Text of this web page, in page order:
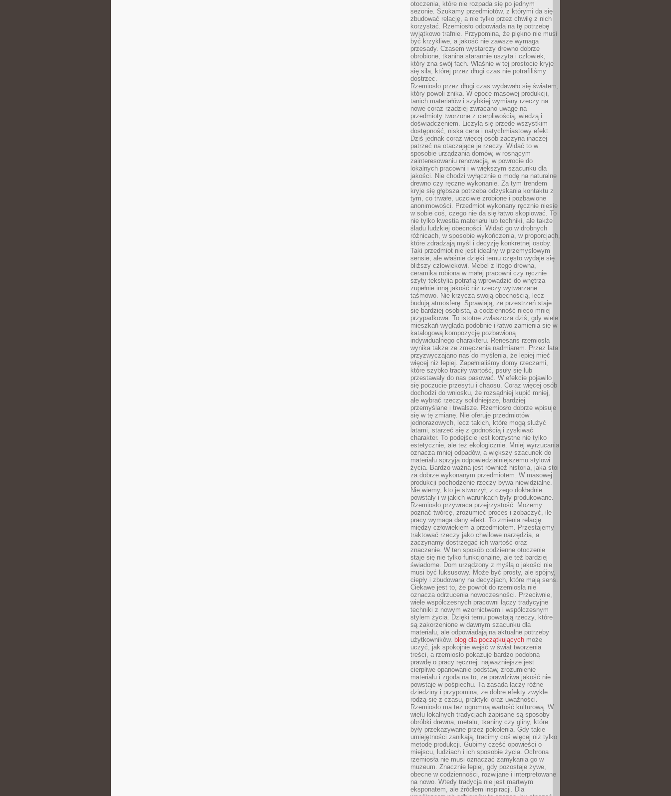
otoczenia, które nie rozpada się po jednym
sezonie. Szukamy przedmiotów, z którymi da się
zbudować relację, a nie tylko przez chwilę z nich
korzystać. Rzemiosło odpowiada na tę potrzebę
wyjątkowo trafnie. Przypomina, że piękno nie musi
być krzykliwe, a jakość nie zawsze wymaga
przesady. Czasem wystarczy drewno dobrze
obrobione, tkanina starannie uszyta i człowiek,
który zna swój fach. Właśnie w tej prostocie kryje
się siła, której przez długi czas nie potrafiliśmy
dostrzec.
Rzemiosło przez długi czas wydawało się światem,
który powoli znika. W epoce masowej produkcji,
tanich materiałów i szybkiej wymiany rzeczy na
nowe coraz rzadziej zwracano uwagę na
przedmioty tworzone z cierpliwością, wiedzą i
doświadczeniem. Liczyła się przede wszystkim
dostępność, niska cena i natychmiastowy efekt.
Dziś jednak coraz więcej osób zaczyna inaczej
patrzeć na otaczające je rzeczy. Widać to w
sposobie urządzania domów, w rosnącym
zainteresowaniu renowacją, w powrocie do
lokalnych pracowni i w większym szacunku dla
jakości. Nie chodzi wyłącznie o modę na naturalne
drewno czy ręczne wykonanie. Za tym trendem
kryje się głębsza potrzeba odzyskania kontaktu z
tym, co trwałe, uczciwie zrobione i pozbawione
anonimowości. Przedmiot wykonany ręcznie niesie
w sobie coś, czego nie da się łatwo skopiować. To
nie tylko kwestia materiału lub techniki, ale także
śladu ludzkiej obecności. Widać go w drobnych
różnicach, w sposobie wykończenia, w proporcjach,
które zdradzają myśl i decyzję konkretnej osoby.
Taki przedmiot nie jest idealny w przemysłowym
sensie, ale właśnie dzięki temu często wydaje się
bliższy człowiekowi. Mebel z litego drewna,
ceramika robiona w małej pracowni czy ręcznie
szyty tekstylia potrafią wprowadzić do wnętrza
zupełnie inną jakość niż rzeczy wytwarzane
taśmowo. Nie krzyczą swoją obecnością, lecz
budują atmosferę. Sprawiają, że przestrzeń staje
się bardziej osobista, a codzienność nieco mniej
przypadkowa. To istotne zwłaszcza dziś, gdy wiele
mieszkań wygląda podobnie i łatwo zamienia się w
katalogową kompozycję pozbawioną
indywidualnego charakteru. Renesans rzemiosła
wynika także ze zmęczenia nadmiarem. Przez lata
przyzwyczajano nas do myślenia, że lepiej mieć
więcej niż lepiej. Zapełnialiśmy domy rzeczami,
które szybko traciły wartość, psuły się lub
przestawały do nas pasować. W efekcie pojawiło
się poczucie przesytu i chaosu. Coraz więcej osób
dochodzi do wniosku, że rozsądniej kupić mniej,
ale wybrać rzeczy solidniejsze, bardziej
przemyślane i trwalsze. Rzemiosło dobrze wpisuje
się w tę zmianę. Nie oferuje przedmiotów
jednorazowych, lecz takich, które mogą służyć
latami, starzeć się z godnością i zyskiwać
charakter. To podejście jest korzystne nie tylko
estetycznie, ale też ekologicznie. Mniej wyrzucania
oznacza mniej odpadów, a większy szacunek do
materiału sprzyja odpowiedzialniejszemu stylowi
życia. Bardzo ważna jest również historia, jaka stoi
za dobrze wykonanym przedmiotem. W masowej
produkcji pochodzenie rzeczy bywa niewidzialne.
Nie wiemy, kto je stworzył, z czego dokładnie
powstały i w jakich warunkach były produkowane.
Rzemiosło przywraca przejrzystość. Możemy
poznać twórcę, zrozumieć proces i zobaczyć, ile
pracy wymaga dany efekt. To zmienia relację
między człowiekiem a przedmiotem. Przestajemy
traktować rzeczy jako chwilowe narzędzia, a
zaczynamy dostrzegać ich wartość oraz
znaczenie. W ten sposób codzienne otoczenie
staje się nie tylko funkcjonalne, ale też bardziej
świadome. Dom urządzony z myślą o jakości nie
musi być luksusowy. Może być prosty, ale spójny,
ciepły i zbudowany na decyzjach, które mają sens.
Ciekawe jest to, że powrót do rzemiosła nie
oznacza odrzucenia nowoczesności. Przeciwnie,
wiele współczesnych pracowni łączy tradycyjne
techniki z nowym wzornictwem i współczesnym
stylem życia. Dzięki temu powstają rzeczy, które
są zakorzenione w dawnym szacunku dla
materiału, ale odpowiadają na aktualne potrzeby
użytkowników. blog dla początkujących może
uczyć, jak spokojnie wejść w świat tworzenia
treści, a rzemiosło pokazuje bardzo podobną
prawdę o pracy ręcznej: najważniejsze jest
cierpliwe opanowanie podstaw, zrozumienie
materiału i zgoda na to, że prawdziwa jakość nie
powstaje w pośpiechu. Ta zasada łączy różne
dziedziny i przypomina, że dobre efekty zwykle
rodzą się z czasu, praktyki oraz uważności.
Rzemiosło ma też ogromną wartość kulturową. W
wielu lokalnych tradycjach zapisane są sposoby
obróbki drewna, metalu, tkaniny czy gliny, które
były przekazywane przez pokolenia. Gdy takie
umiejętności zanikają, tracimy coś więcej niż tylko
metodę produkcji. Gubimy część opowieści o
miejscu, ludziach i ich sposobie życia. Ochrona
rzemiosła nie musi oznaczać zamykania go w
muzeum. Znacznie lepiej, gdy pozostaje żywe,
obecne w codzienności, rozwijane i interpretowane
na nowo. Wtedy tradycja nie jest martwym
eksponatem, ale źródłem inspiracji. Dla